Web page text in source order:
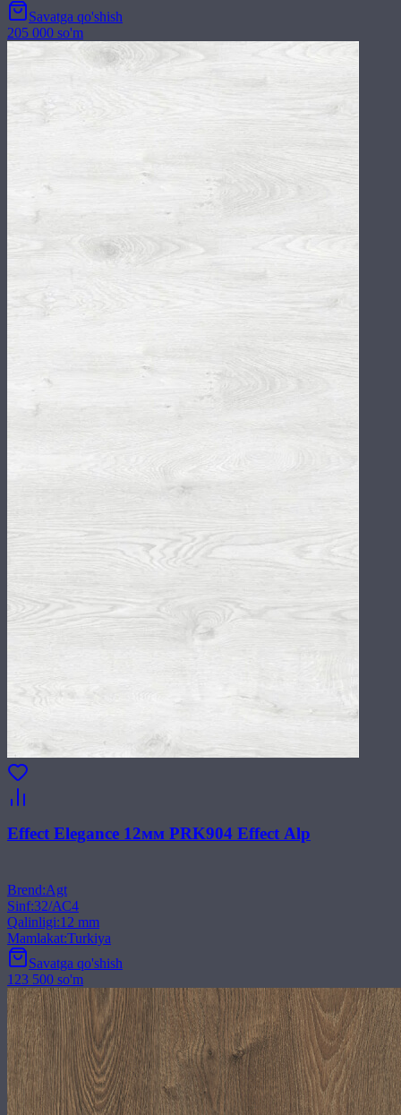
Savatga qo'shish
205 000 so'm
Effect Elegance 12мм PRK904 Effect Alp
Brend:Agt
Sinf:32/АС4
Qalinligi:12 mm
Mamlakat:Turkiya
Savatga qo'shish
123 500 so'm